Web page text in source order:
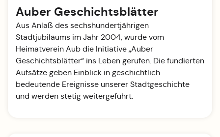
Auber Geschichtsblätter
Aus Anlaß des sechshundertjährigen
Stadtjubiläums im Jahr 2004, wurde vom
Heimatverein Aub die Initiative „Auber
Geschichtsblätter“ ins Leben gerufen. Die fundierten
Aufsätze geben Einblick in geschichtlich
bedeutende Ereignisse unserer Stadtgeschichte
und werden stetig weitergeführt.